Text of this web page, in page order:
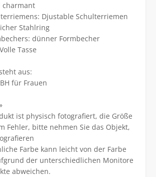
charmant
Djustable Schulterriemen
Stahlring
dünner Formbecher
Tasse
aus:
für Frauen
ist physisch fotografiert, die Größe
Fehler, bitte nehmen Sie das Objekt,
Farbe kann leicht von der Farbe
der unterschiedlichen Monitore
abweichen.